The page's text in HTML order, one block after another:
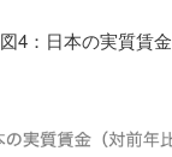
図4：日本の実質賃金